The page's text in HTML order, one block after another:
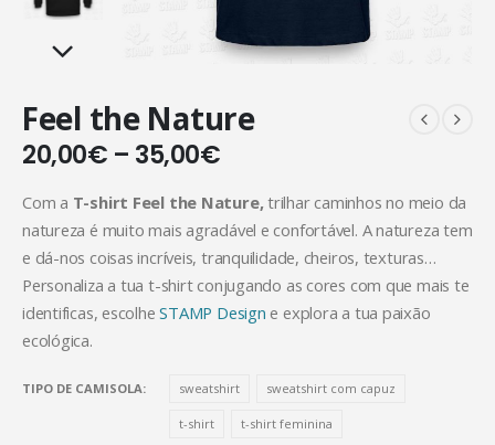
Feel the Nature
20,00€ – 35,00€
Com a T-shirt Feel the Nature,trilhar caminhos no meio da
natureza é muito mais agradável e confortável. A natureza tem
e dá-nos coisas incríveis, tranquilidade, cheiros, texturas…
Personaliza a tua t-shirt conjugando as cores com que mais te
identificas, escolheSTAMP Design e explora a tua paixão
ecológica.
TIPO DE CAMISOLA sweatshirt sweatshirt com capuz
t-shirt t-shirt feminina